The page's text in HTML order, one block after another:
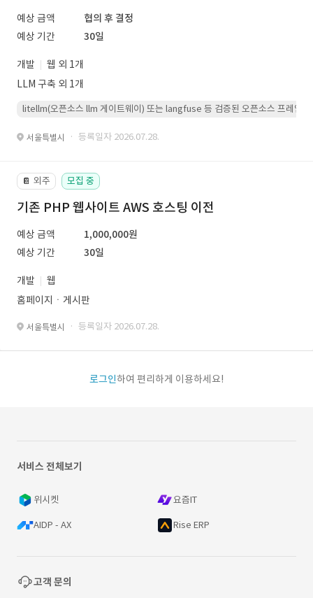
예상 금액
협의 후 결정
예상 기간
30일
개발
웹 외 1개
LLM 구축 외 1개
litellm(오픈소스 llm 게이트웨이) 또는 langfuse 등 검증된 오픈소스 프레임워
서울특별시 · 등록일자 2026.07.28.
📔 외주 모집 중
기존 PHP 웹사이트 AWS 호스팅 이전
예상 금액
1,000,000원
예상 기간
30일
개발
웹
홈페이지ㆍ게시판
서울특별시 · 등록일자 2026.07.28.
로그인하여 편리하게 이용하세요!
서비스 전체보기
위시켓 요즘IT
AIDP - AX Rise ERP
고객 문의